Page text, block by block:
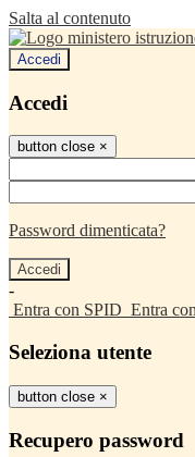
Salta al contenuto
Accedi
Accedi
button close ×
Password dimenticata?
-
Entra con SPID Entra
Seleziona utente
button close ×
Recupero password